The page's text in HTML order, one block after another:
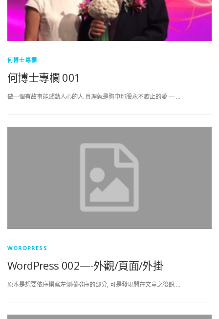
何博士專欄
何博士專欄 001
做一個有故事能感動人心的人 真理就是胸中那股永不歇止的愛 一 …
WORDPRESS
WordPress 002—-外觀/頁面/外掛
原本是想要依序撰寫左側欄排序的部分, 可是發現問在文章之後說 …